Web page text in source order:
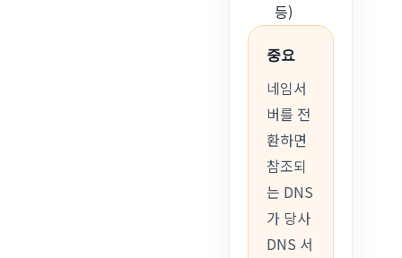
등)
중요
네임서
버를 전
환하면
참조되
는 DNS
가 당사
DNS 서